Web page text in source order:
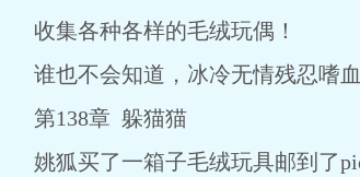
收集各种各样的毛绒玩偶！
谁也不会知道，冰冷无情残忍嗜血
第138章 躲猫猫
姚狐买了一箱子毛绒玩具邮到了